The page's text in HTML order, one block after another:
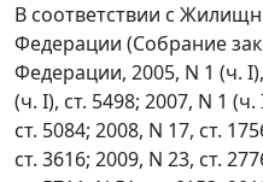
В соответствии с
Федерации (Собрание
Федерации, 2005, N 1 (ч.
(ч. I), ст. 5498; 2007, N 1 (ч.
ст. 5084; 2008, N 17, ст.
ст. 3616; 2009, N 23, ст.